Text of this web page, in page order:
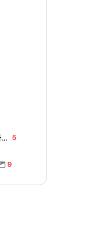
5인 가족 제주도 여행가는데 렌트카 뭐 빌릴까요 ㅎ 5
9